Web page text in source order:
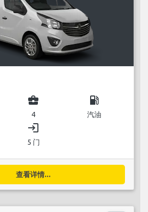
business_center
4
local_gas_station
汽油
login
5 门
查看详情...